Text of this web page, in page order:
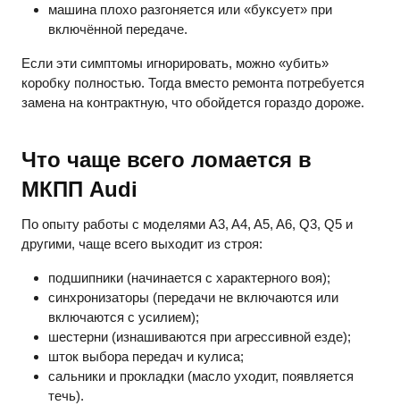
машина плохо разгоняется или «буксует» при
включённой передаче.
Если эти симптомы игнорировать, можно «убить»
коробку полностью. Тогда вместо ремонта потребуется
замена на контрактную, что обойдется гораздо дороже.
Что чаще всего ломается в
МКПП Audi
По опыту работы с моделями A3, A4, A5, A6, Q3, Q5 и
другими, чаще всего выходит из строя:
подшипники (начинается с характерного воя);
синхронизаторы (передачи не включаются или
включаются с усилием);
шестерни (изнашиваются при агрессивной езде);
шток выбора передач и кулиса;
сальники и прокладки (масло уходит, появляется
течь).